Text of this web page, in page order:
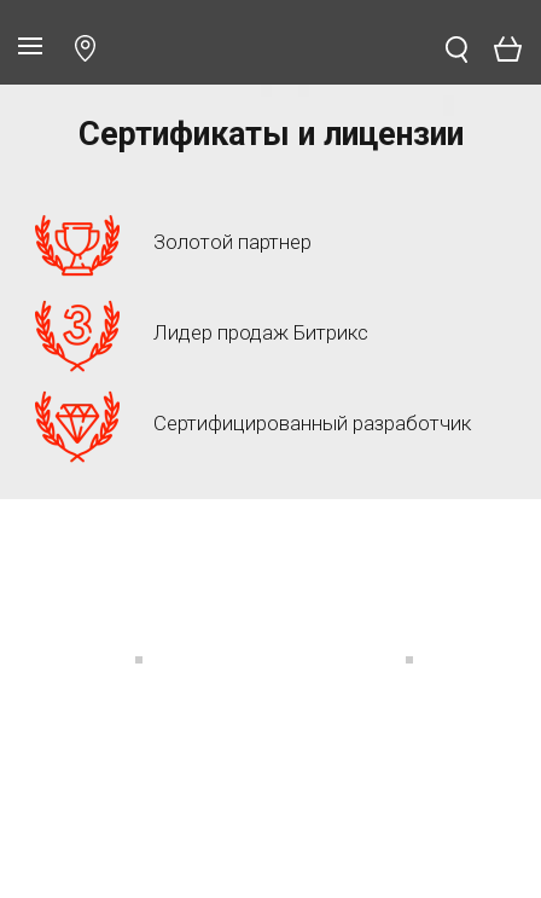
Сертификаты и лицензии
Золотой партнер
Лидер продаж Битрикс
Сертифицированный разработчик